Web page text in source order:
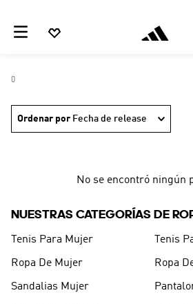
0
Ordenar por Fecha de release
No se encontró ningún
NUESTRAS CATEGORÍAS DE
Tenis Para Mujer Tenis
Ropa De Mujer Ropa
Sandalias Mujer